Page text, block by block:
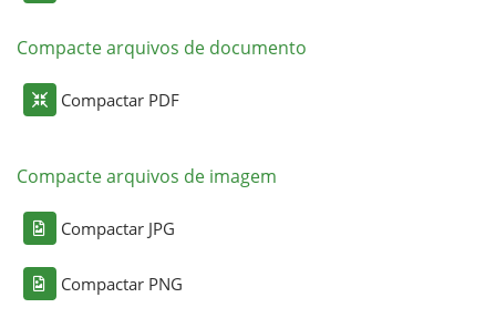
Compacte arquivos de documento
Compactar PDF
Compacte arquivos de imagem
Compactar JPG
Compactar PNG